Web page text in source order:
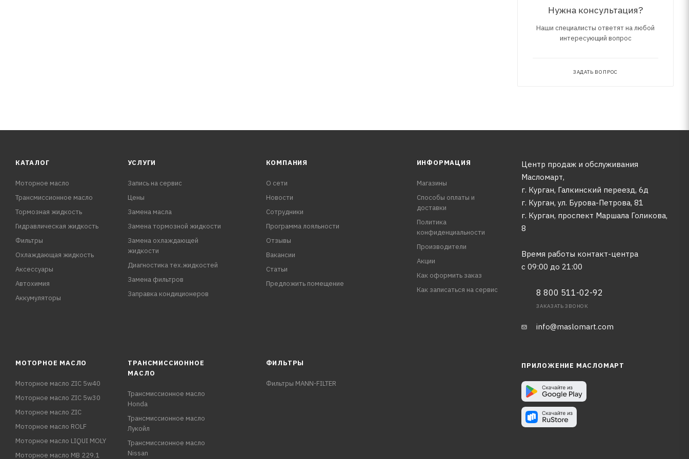
Нужна консультация?
Наши специалисты ответят на любой
интересующий вопрос
ЗАДАТЬ ВОПРОС
КАТАЛОГ
Моторное масло
Трансмиссионное масло
Тормозная жидкость
Гидравлическая жидкость
Фильтры
Охлаждающая жидкость
Аксессуары
Автохимия
Аккумуляторы
УСЛУГИ
Запись на сервис
Цены
Замена масла
Замена тормозной жидкости
Замена охлаждающей
жидкости
Диагностика тех.жидкостей
Замена фильтров
Заправка кондиционеров
КОМПАНИЯ
О сети
Новости
Сотрудники
Программа лояльности
Отзывы
Вакансии
Статьи
Предложить помещение
ИНФОРМАЦИЯ
Магазины
Способы оплаты и
доставки
Политика
конфиденциальности
Производители
Акции
Как оформить заказ
Как записаться на сервис
Центр продаж и обслуживания
Масломарт,
г. Курган, Галкинский переезд, 6д
г. Курган, ул. Бурова-Петрова, 81
г. Курган, проспект Маршала Голикова,
8
Время работы контакт-центра
с 09:00 до 21:00
8 800 511-02-92
ЗАКАЗАТЬ ЗВОНОК
info@maslomart.com
МОТОРНОЕ МАСЛО
Моторное масло ZIC 5w40
Моторное масло ZIC 5w30
Моторное масло ZIC
Моторное масло ROLF
Моторное масло LIQUI MOLY
Моторное масло MB 229.1
ТРАНСМИССИОННОЕ
МАСЛО
Трансмиссионное масло
Honda
Трансмиссионное масло
Лукойл
Трансмиссионное масло
Nissan
ФИЛЬТРЫ
Фильтры MANN-FILTER
ПРИЛОЖЕНИЕ МАСЛОМАРТ